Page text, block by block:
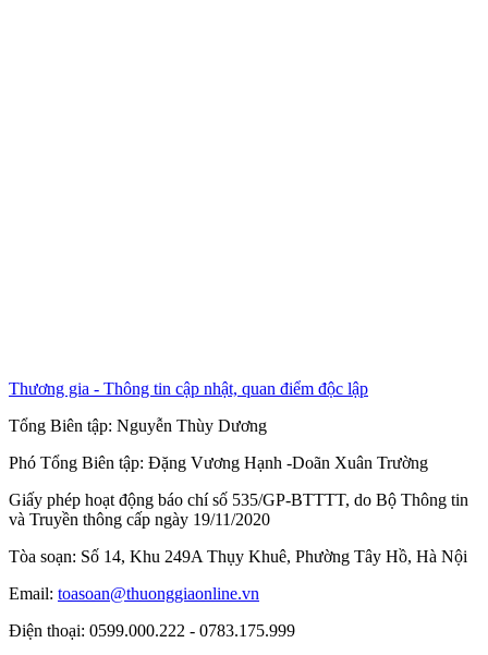
Thương gia - Thông tin cập nhật, quan điểm độc lập
Tổng Biên tập: Nguyễn Thùy Dương
Phó Tổng Biên tập: Đặng Vương Hạnh -Doãn Xuân Trường
Giấy phép hoạt động báo chí số 535/GP-BTTTT, do Bộ Thông tin
và Truyền thông cấp ngày 19/11/2020
Tòa soạn: Số 14, Khu 249A Thụy Khuê, Phường Tây Hồ, Hà Nội
Email: toasoan@thuonggiaonline.vn
Điện thoại: 0599.000.222 - 0783.175.999